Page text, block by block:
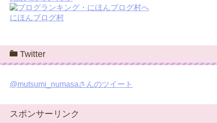
にほんブログ村
Twitter
@mutsumi_numasaさんのツイート
スポンサーリンク